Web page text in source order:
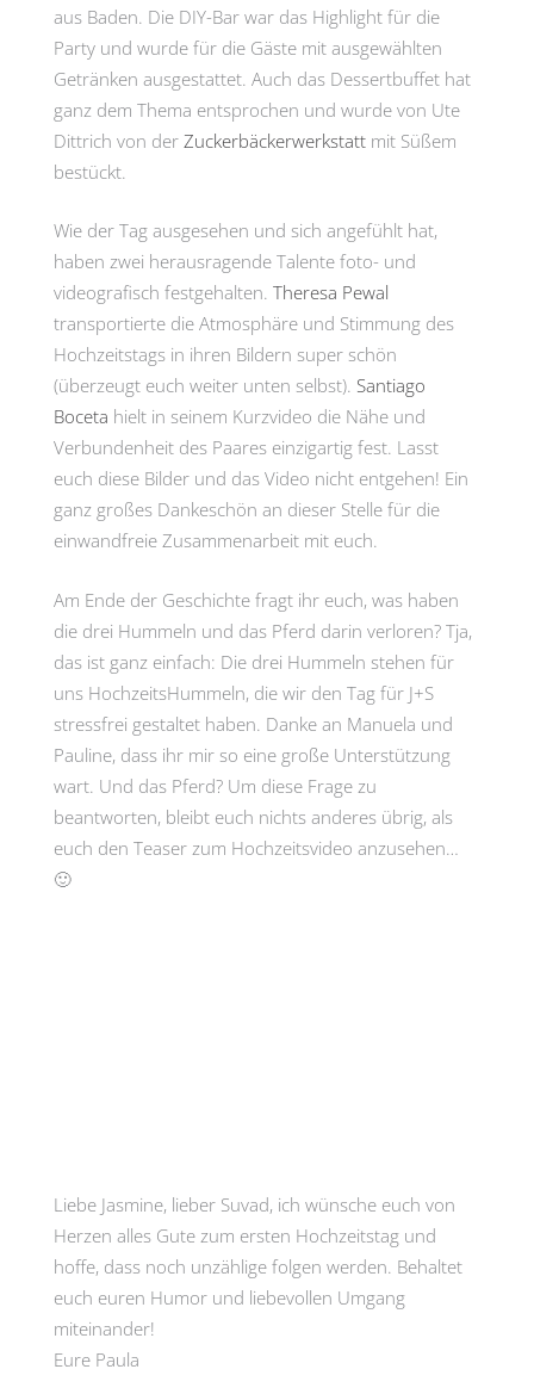
aus Baden. Die DIY-Bar war das Highlight für die
Party und wurde für die Gäste mit ausgewählten
Getränken ausgestattet. Auch das Dessertbuffet hat
ganz dem Thema entsprochen und wurde von Ute
Dittrich von der Zuckerbäckerwerkstattmit Süßem
bestückt.
Wie der Tag ausgesehen und sich angefühlt hat,
haben zwei herausragende Talente foto- und
videografisch festgehalten. Theresa Pewal
transportierte die Atmosphäre und Stimmung des
Hochzeitstags in ihren Bildern super schön
(überzeugt euch weiter unten selbst). Santiago
Boceta hielt in seinem Kurzvideo die Nähe und
Verbundenheit des Paares einzigartig fest. Lasst
euch diese Bilder und das Video nicht entgehen! Ein
ganz großes Dankeschön an dieser Stelle für die
einwandfreie Zusammenarbeit mit euch.
Am Ende der Geschichte fragt ihr euch, was haben
die drei Hummeln und das Pferd darin verloren? Tja,
das ist ganz einfach: Die drei Hummeln stehen für
uns HochzeitsHummeln, die wir den Tag für J+S
stressfrei gestaltet haben. Danke an Manuela und
Pauline, dass ihr mir so eine große Unterstützung
wart. Und das Pferd? Um diese Frage zu
beantworten, bleibt euch nichts anderes übrig, als
euch den Teaser zum Hochzeitsvideo anzusehen…
🙂
Liebe Jasmine, lieber Suvad, ich wünsche euch von
Herzen alles Gute zum ersten Hochzeitstag und
hoffe, dass noch unzählige folgen werden. Behaltet
euch euren Humor und liebevollen Umgang
miteinander!
Eure Paula